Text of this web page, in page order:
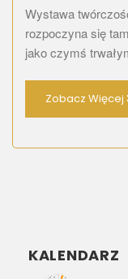
Wystawa
rozpoczyna się
jako czymś
Zobacz Więcej
KALENDARZ